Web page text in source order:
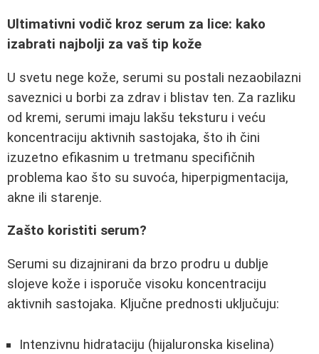
Ultimativni vodič kroz serum za lice: kako
izabrati najbolji za vaš tip kože
U svetu nege kože, serumi su postali nezaobilazni
saveznici u borbi za zdrav i blistav ten. Za razliku
od kremi, serumi imaju lakšu teksturu i veću
koncentraciju aktivnih sastojaka, što ih čini
izuzetno efikasnim u tretmanu specifičnih
problema kao što su suvoća, hiperpigmentacija,
akne ili starenje.
Zašto koristiti serum?
Serumi su dizajnirani da brzo prodru u dublje
slojeve kože i isporuče visoku koncentraciju
aktivnih sastojaka. Ključne prednosti uključuju:
Intenzivnu hidrataciju (hijaluronska kiselina)